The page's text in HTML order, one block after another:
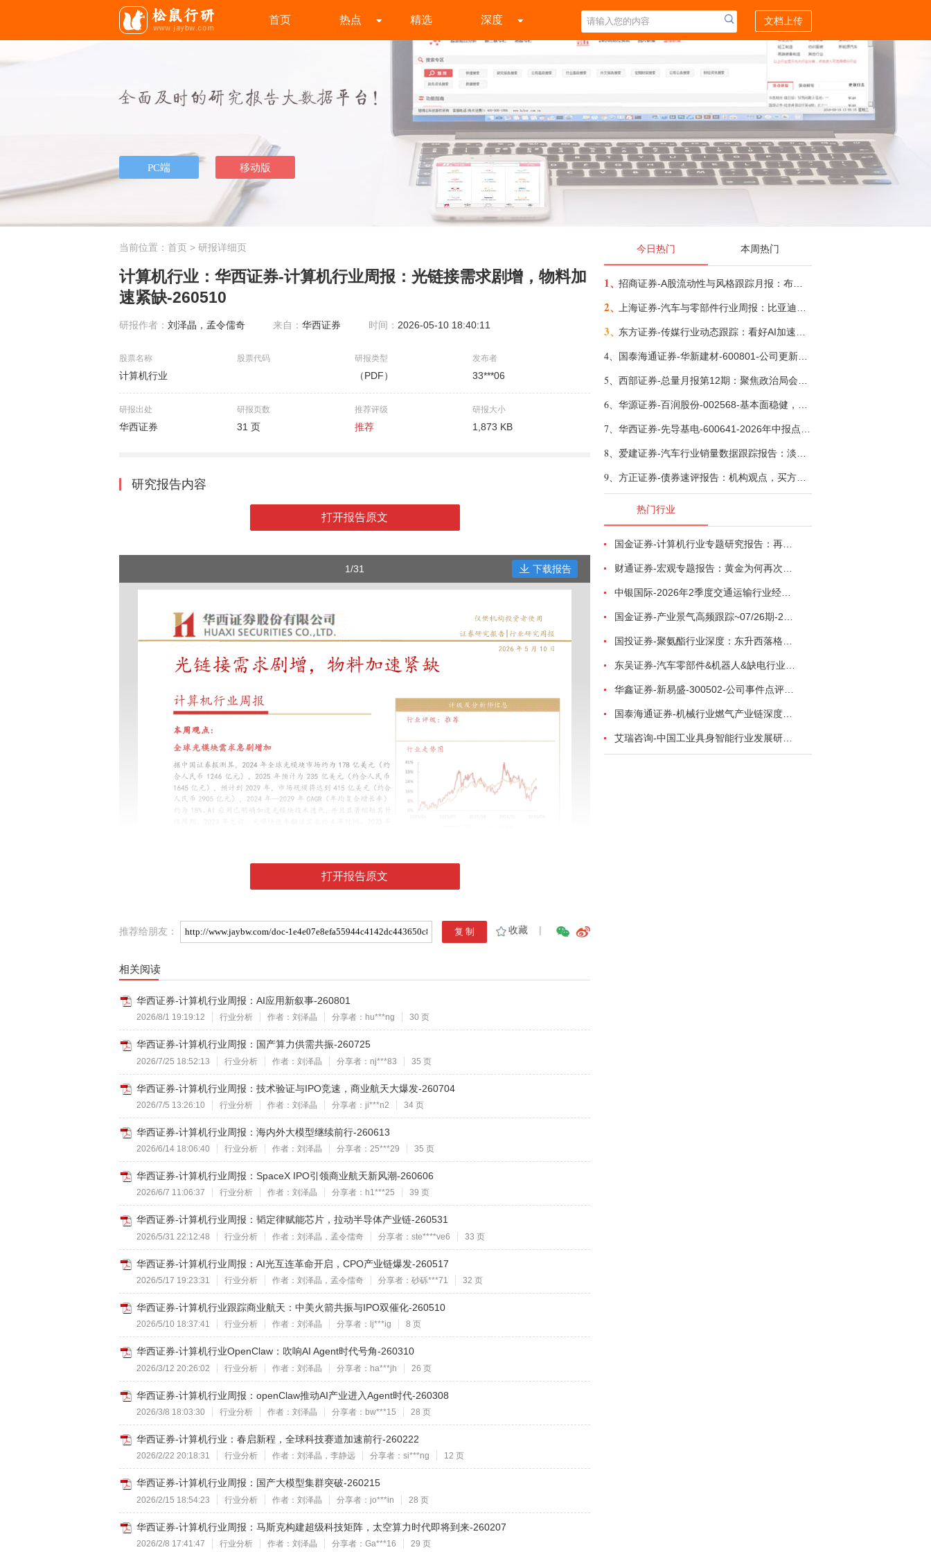
首页 热点 精选 深度 文档上传
当前位置： 首页 > 研报详细页
计算机行业：华西证券-计算机行业周报：光链接需求剧增，物料加
速紧缺-260510
研报作者： 刘泽晶，孟令儒奇 来自： 华西证券 时间： 2026-05-10 18:40:11
股票名称
计算机行业
股票代码 研报类型
（PDF）
发布者
33***06
研报出处
华西证券
研报页数
31 页
推荐评级
推荐
研报大小
1,873 KB
研究报告内容
打开报告原文
1/31 下载报告
打开报告原文
推荐给朋友： 收藏 |
相关阅读
华西证券-计算机行业周报：AI应用新叙事-260801
2026/8/1 19:19:12 行业分析 作者：刘泽晶 分享者：hu***ng 30 页
华西证券-计算机行业周报：国产算力供需共振-260725
2026/7/25 18:52:13 行业分析 作者：刘泽晶 分享者：nj***83 35 页
华西证券-计算机行业周报：技术验证与IPO竞速，商业航天大爆发-260704
2026/7/5 13:26:10 行业分析 作者：刘泽晶 分享者：ji***n2 34 页
华西证券-计算机行业周报：海内外大模型继续前行-260613
2026/6/14 18:06:40 行业分析 作者：刘泽晶 分享者：25***29 35 页
华西证券-计算机行业周报：SpaceX IPO引领商业航天新风潮-260606
2026/6/7 11:06:37 行业分析 作者：刘泽晶 分享者：h1***25 39 页
华西证券-计算机行业周报：韬定律赋能芯片，拉动半导体产业链-260531
2026/5/31 22:12:48 行业分析 作者：刘泽晶，孟令儒奇 分享者：ste****ve6 33 页
华西证券-计算机行业周报：AI光互连革命开启，CPO产业链爆发-260517
2026/5/17 19:23:31 行业分析 作者：刘泽晶，孟令儒奇 分享者：砂砾***71 32 页
华西证券-计算机行业跟踪商业航天：中美火箭共振与IPO双催化-260510
2026/5/10 18:37:41 行业分析 作者：刘泽晶 分享者：lj***ig 8 页
华西证券-计算机行业OpenClaw：吹响AI Agent时代号角-260310
2026/3/12 20:26:02 行业分析 作者：刘泽晶 分享者：ha***jh 26 页
华西证券-计算机行业周报：openClaw推动AI产业进入Agent时代-260308
2026/3/8 18:03:30 行业分析 作者：刘泽晶 分享者：bw***15 28 页
华西证券-计算机行业：春启新程，全球科技赛道加速前行-260222
2026/2/22 20:18:31 行业分析 作者：刘泽晶，李静远 分享者：si***ng 12 页
华西证券-计算机行业周报：国产大模型集群突破-260215
2026/2/15 18:54:23 行业分析 作者：刘泽晶 分享者：jo***in 28 页
华西证券-计算机行业周报：马斯克构建超级科技矩阵，太空算力时代即将到来-260207
2026/2/8 17:41:47 行业分析 作者：刘泽晶 分享者：Ga***16 29 页
今日热门 本周热门
1、
2、
3、
4、
5、
6、
7、
8、
9、
热门行业